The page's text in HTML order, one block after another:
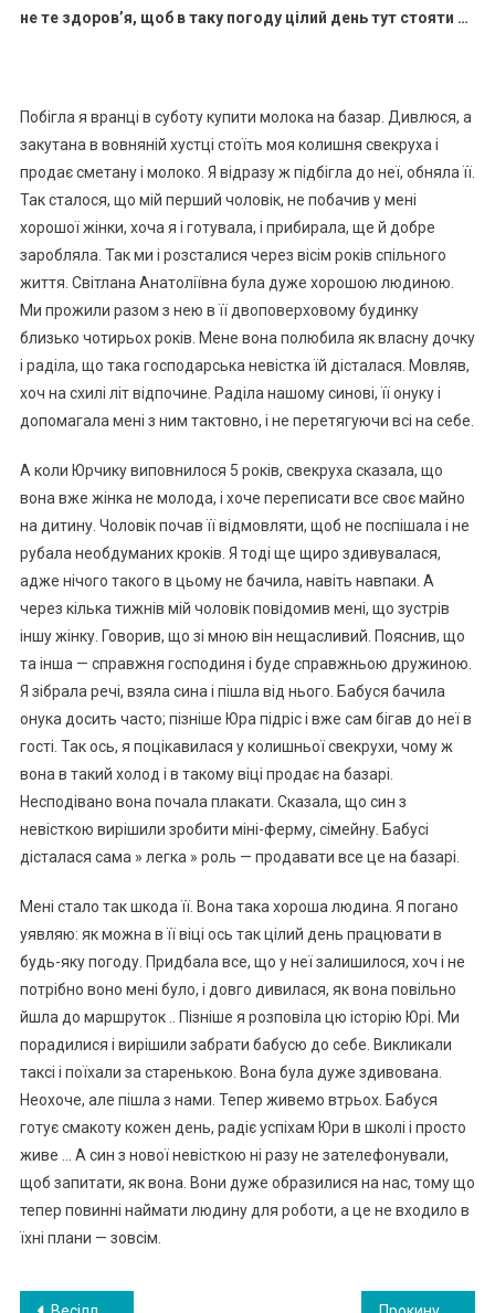
не те здоров’я, щоб в таку погоду цілий день тут стояти …
Побігла я вранці в суботу купити молока на базар. Дивлюся, а
закутана в вовняній хустці стоїть моя колишня свекруха і
продає сметану і молоко. Я відразу ж підбігла до неї, обняла її.
Так сталося, що мій перший чоловік, не побачив у мені
хорошої жінки, хоча я і готувала, і прибирала, ще й добре
заробляла. Так ми і розсталися через вісім років спільного
життя. Світлана Анатоліївна була дуже хорошою людиною.
Ми прожили разом з нею в її двоповерховому будинку
близько чотирьох років. Мене вона полюбила як власну дочку
і раділа, що така господарська невістка їй дісталася. Мовляв,
хоч на схилі літ відпочине. Раділа нашому синові, її онуку і
допомагала мені з ним тактовно, і не перетягуючи всі на себе.
А коли Юрчику виповнилося 5 років, свекруха сказала, що
вона вже жінка не молода, і хоче переписати все своє майно
на дитину. Чоловік почав її відмовляти, щоб не поспішала і не
рубала необдуманих кроків. Я тоді ще щиро здивувалася,
адже нічого такого в цьому не бачила, навіть навпаки. А
через кілька тижнів мій чоловік повідомив мені, що зустрів
іншу жінку. Говорив, що зі мною він нещасливий. Пояснив, що
та інша — справжня господиня і буде справжньою дружиною.
Я зібрала речі, взяла сина і пішла від нього. Бабуся бачила
онука досить часто; пізніше Юра підріс і вже сам бігав до неї в
гості. Так ось, я поцікавилася у колишньої свекрухи, чому ж
вона в такий холод і в такому віці продає на базарі.
Несподівано вона почала плакати. Сказала, що син з
невісткою вирішили зробити міні-ферму, сімейну. Бабусі
дісталася сама » легка » роль — продавати все це на базарі.
Мені стало так шкода її. Вона така хороша людина. Я погано
уявляю: як можна в її віці ось так цілий день працювати в
будь-яку погоду. Придбала все, що у неї залишилося, хоч і не
потрібно воно мені було, і довго дивилася, як вона повільно
йшла до маршруток .. Пізніше я розповіла цю історію Юрі. Ми
порадилися і вирішили забрати бабусю до себе. Викликали
таксі і поїхали за старенькою. Вона була дуже здивована.
Неохоче, але пішла з нами. Тепер живемо втрьох. Бабуся
готує смакоту кожен день, радіє успіхам Юри в школі і просто
живе … А син з нової невісткою ні разу не зателефонували,
щоб запитати, як вона. Вони дуже образилися на нас, тому що
тепер повинні наймати людину для роботи, а це не входило в
їхні плани — зовсім.